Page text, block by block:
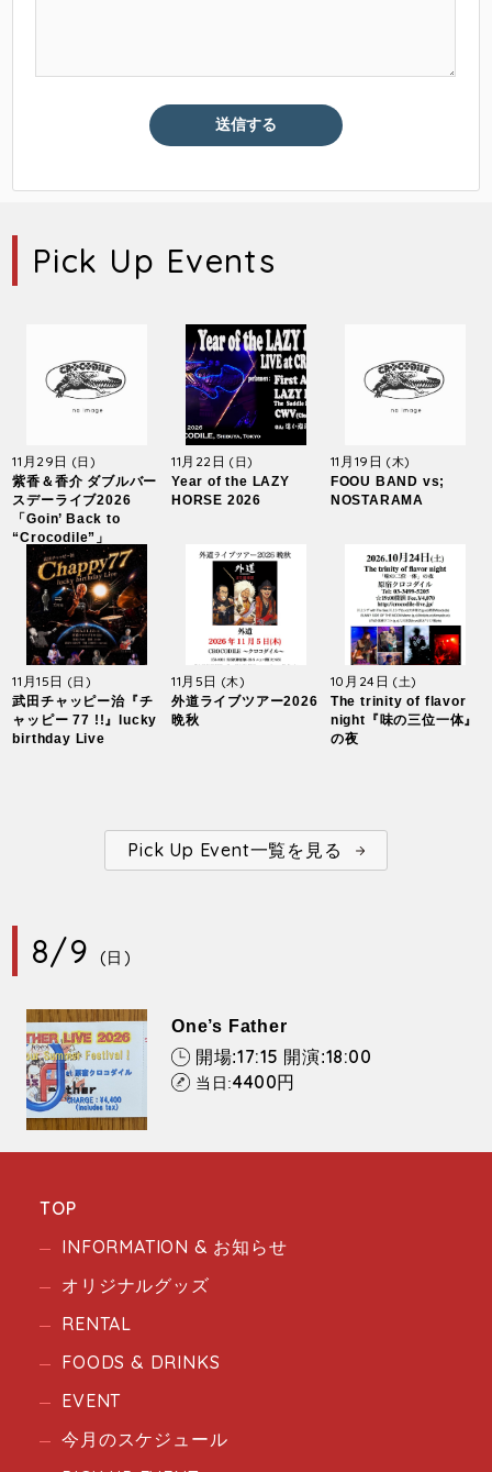
Pick Up Events
11月29日 (日)
紫香＆香介 ダブルバー
スデーライブ2026
「Goin’ Back to
“Crocodile”」
11月22日(日)
Year of the LAZY
HORSE 2026
11月19日 (木)
FOOU BAND vs;
NOSTARAMA
11月15日 (日)
武田チャッピー治『チ
ャッピー 77 !!』lucky
birthday Live
11月5日 (木)
外道ライブツアー2026
晩秋
10月24日 (土)
The trinity of flavor
night『味の三位一体』
の夜
Pick Up Event一覧を見る
8/9 (日)
One’s Father
開場:17:15 開演:18:00
当日:4400円
TOP
INFORMATION & お知らせ
オリジナルグッズ
RENTAL
FOODS & DRINKS
EVENT
今月のスケジュール